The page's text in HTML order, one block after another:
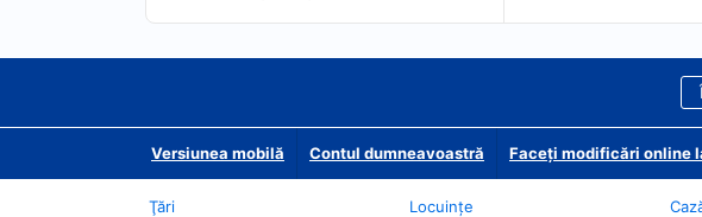
Versiunea mobilă Contul dumneavoastră Faceți modificări online
Ţări
Locuințe